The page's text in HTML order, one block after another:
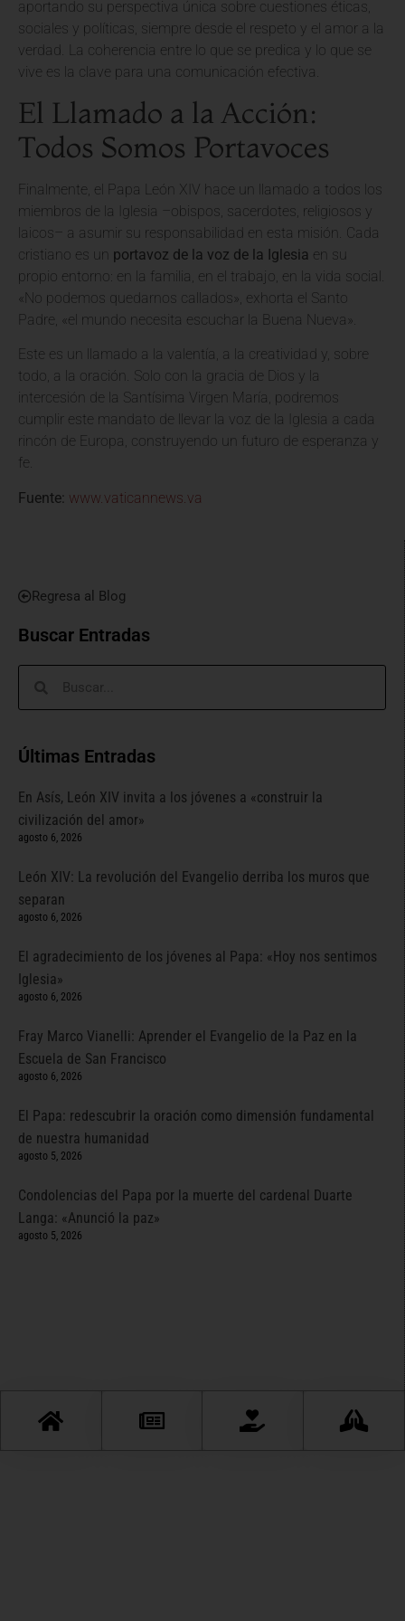
Regresa al Blog
Buscar Entradas
Últimas Entradas
En Asís, León XIV invita a los jóvenes a «construir la
civilización del amor»
agosto 6, 2026
León XIV: La revolución del Evangelio derriba los muros que
separan
agosto 6, 2026
El agradecimiento de los jóvenes al Papa: «Hoy nos sentimos
Iglesia»
agosto 6, 2026
Fray Marco Vianelli: Aprender el Evangelio de la Paz en la
Escuela de San Francisco
agosto 6, 2026
El Papa: redescubrir la oración como dimensión fundamental
de nuestra humanidad
agosto 5, 2026
Condolencias del Papa por la muerte del cardenal Duarte
Langa: «Anunció la paz»
agosto 5, 2026
aportando su perspectiva única sobre cuestiones éticas,
sociales y políticas, siempre desde el respeto y el amor a la
verdad. La coherencia entre lo que se predica y lo que se
vive es la clave para una comunicación efectiva.
El Llamado a la Acción:
Todos Somos Portavoces
Finalmente, el Papa León XIV hace un llamado a todos los
miembros de la Iglesia –obispos, sacerdotes, religiosos y
laicos– a asumir su responsabilidad en esta misión. Cada
cristiano es un portavoz de la voz de la Iglesia en su
propio entorno: en la familia, en el trabajo, en la vida social.
«No podemos quedarnos callados», exhorta el Santo
Padre, «el mundo necesita escuchar la Buena Nueva».
Este es un llamado a la valentía, a la creatividad y, sobre
todo, a la oración. Solo con la gracia de Dios y la
intercesión de la Santísima Virgen María, podremos
cumplir este mandato de llevar la voz de la Iglesia a cada
rincón de Europa, construyendo un futuro de esperanza y
fe.
Fuente: www.vaticannews.va